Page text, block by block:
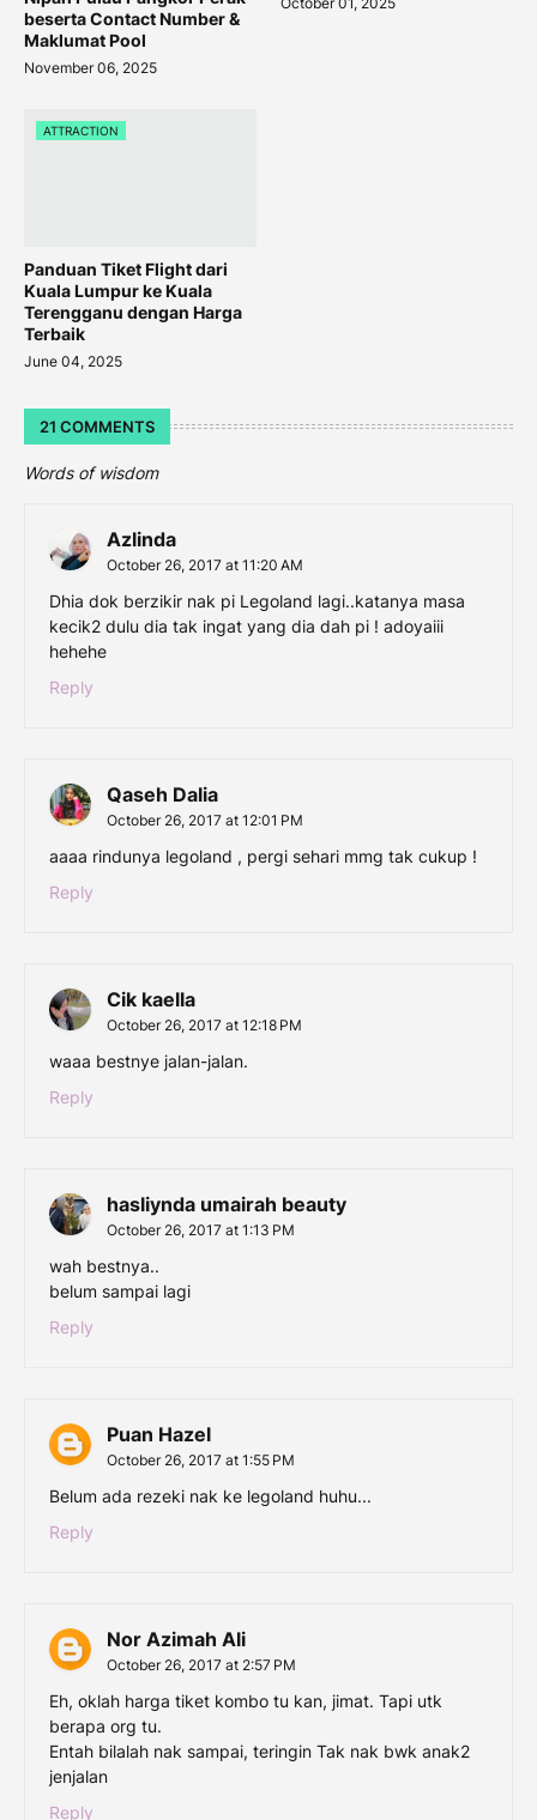
beserta Contact Number &
Maklumat Pool
November 06, 2025
ATTRACTION
Panduan Tiket Flight dari
Kuala Lumpur ke Kuala
Terengganu dengan Harga
Terbaik
June 04, 2025
21 COMMENTS
Words of wisdom
Azlinda
October 26, 2017 at 11:20 AM
Dhia dok berzikir nak pi Legoland lagi..katanya masa
kecik2 dulu dia tak ingat yang dia dah pi ! adoyaiii
hehehe
Reply
Qaseh Dalia
October 26, 2017 at 12:01 PM
aaaa rindunya legoland , pergi sehari mmg tak cukup !
Reply
Cik kaella
October 26, 2017 at 12:18 PM
waaa bestnye jalan-jalan.
Reply
hasliynda umairah beauty
October 26, 2017 at 1:13 PM
wah bestnya..
belum sampai lagi
Reply
Puan Hazel
October 26, 2017 at 1:55 PM
Belum ada rezeki nak ke legoland huhu...
Reply
Nor Azimah Ali
October 26, 2017 at 2:57 PM
Eh, oklah harga tiket kombo tu kan, jimat. Tapi utk
berapa org tu.
Entah bilalah nak sampai, teringin Tak nak bwk anak2
jenjalan
Reply